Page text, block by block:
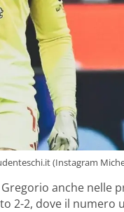
(Instagram
anche nelle
2-2, dove il numero